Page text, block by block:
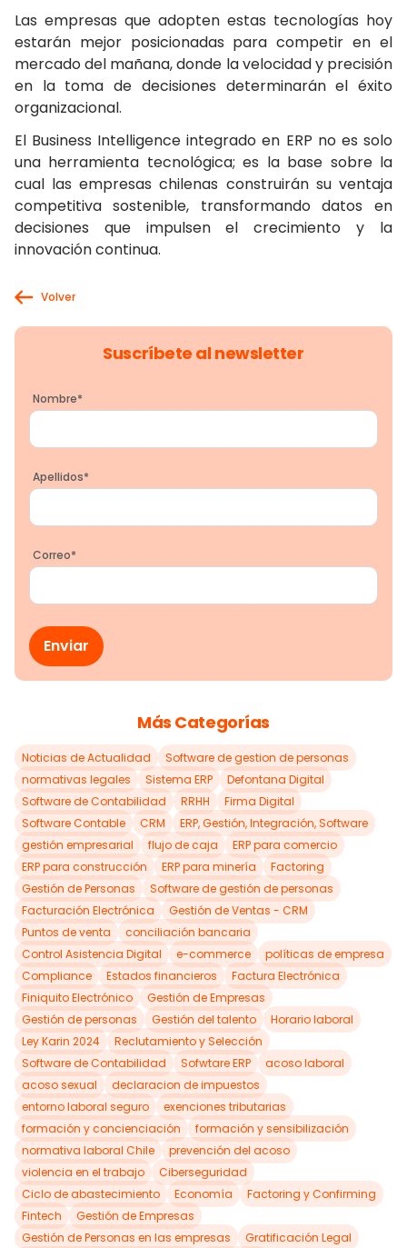
Las empresas que adopten estas tecnologías hoy
estarán mejor posicionadas para competir en el
mercado del mañana, donde la velocidad y precisión
en la toma de decisiones determinarán el éxito
organizacional.
El Business Intelligence integrado en ERP no es solo
una herramienta tecnológica; es la base sobre la
cual las empresas chilenas construirán su ventaja
competitiva sostenible, transformando datos en
decisiones que impulsen el crecimiento y la
innovación continua.
Volver
Suscríbete al newsletter
Nombre*
Apellidos*
Correo*
Más Categorías
Noticias de Actualidad
Software de gestion de personas
normativas legales
Sistema ERP
Defontana Digital
Software de Contabilidad
RRHH
Firma Digital
Software Contable
CRM
ERP, Gestión, Integración, Software
gestión empresarial
flujo de caja
ERP para comercio
ERP para construcción
ERP para minería
Factoring
Gestión de Personas
Software de gestión de personas
Facturación Electrónica
Gestión de Ventas - CRM
Puntos de venta
conciliación bancaria
Control Asistencia Digital
e-commerce
políticas de empresa
Compliance
Estados financieros
Factura Electrónica
Finiquito Electrónico
Gestión de Empresas
Gestión de personas
Gestión del talento
Horario laboral
Ley Karin 2024
Reclutamiento y Selección
Software de Contabilidad
Sofwtare ERP
acoso laboral
acoso sexual
declaracion de impuestos
entorno laboral seguro
exenciones tributarias
formación y concienciación
formación y sensibilización
normativa laboral Chile
prevención del acoso
violencia en el trabajo
Ciberseguridad
Ciclo de abastecimiento
Economía
Factoring y Confirming
Fintech
Gestión de Empresas
Gestión de Personas en las empresas
Gratificación Legal